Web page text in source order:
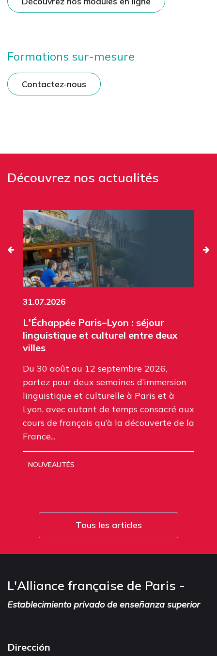
Formations sur-mesure
Contactez-nous
Découvrez nos actualités
31.07.2026
L'Échappée Paris–Lyon : séjour
linguistique et culturel entre deux
villes
Du 30 août au 12 septembre 2026,
partez pour deux semaines d’immersion
linguistique et culturelle à Paris et à
Lyon, avec autant de temps consacré aux
cours de français qu’à la découverte de la
France...
NOUVEAUTÉS
Tous les articles
L'Alliance française de Paris -
Establecimiento privado de enseñanza superior
Dirección